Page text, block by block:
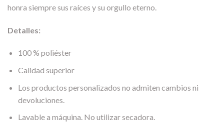
honra siempre sus raíces y su orgullo eterno.
Detalles:
100 % poliéster
Calidad superior
Los productos personalizados no admiten cambios ni
devoluciones.
Lavable a máquina. No utilizar secadora.